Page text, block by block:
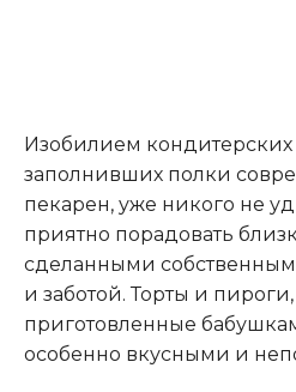
Изобилием
заполнивших полки
пекарен, уже никого не
приятно порадовать
сделанными
и заботой. Торты и
приготовленные
особенно вкусными и